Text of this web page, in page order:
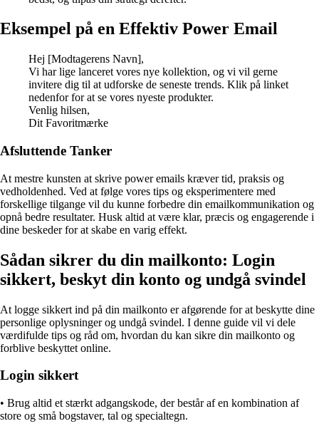
Eksempel på en Effektiv Power Email
Hej [Modtagerens Navn],
Vi har lige lanceret vores nye kollektion, og vi vil gerne
invitere dig til at udforske de seneste trends. Klik på linket
nedenfor for at se vores nyeste produkter.
Venlig hilsen,
Dit Favoritmærke
Afsluttende Tanker
At mestre kunsten at skrive power emails kræver tid, praksis og
vedholdenhed. Ved at følge vores tips og eksperimentere med
forskellige tilgange vil du kunne forbedre din emailkommunikation og
opnå bedre resultater. Husk altid at være klar, præcis og engagerende i
dine beskeder for at skabe en varig effekt.
Sådan sikrer du din mailkonto: Login
sikkert, beskyt din konto og undgå svindel
At logge sikkert ind på din mailkonto er afgørende for at beskytte dine
personlige oplysninger og undgå svindel. I denne guide vil vi dele
værdifulde tips og råd om, hvordan du kan sikre din mailkonto og
forblive beskyttet online.
Login sikkert
• Brug altid et stærkt adgangskode, der består af en kombination af
store og små bogstaver, tal og specialtegn.